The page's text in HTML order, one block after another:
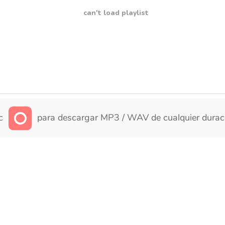
can't load playlist
para descargar MP3 / WAV de cualquier